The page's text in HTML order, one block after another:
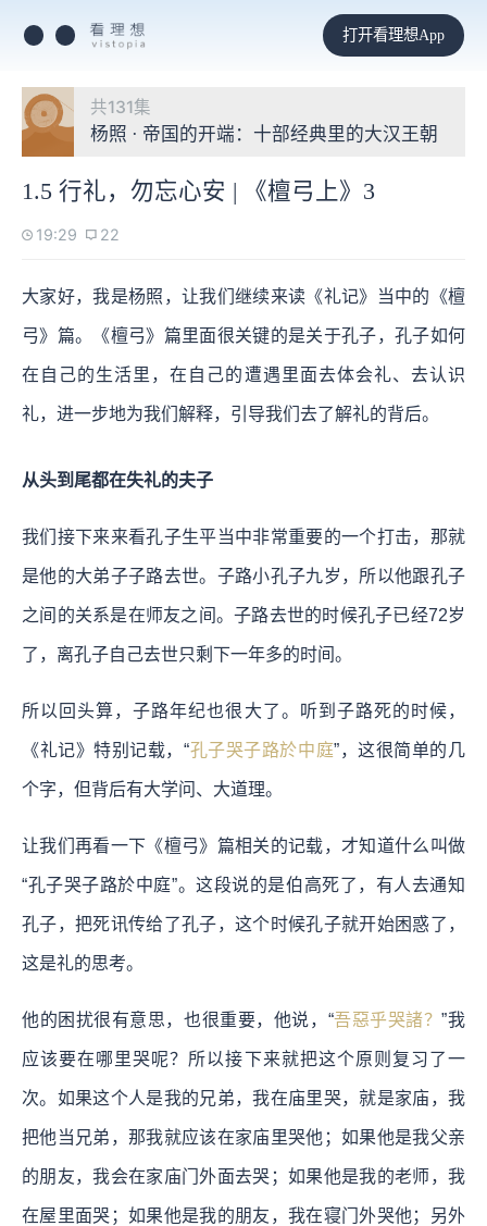
打开看理想App
共131集
杨照 · 帝国的开端：十部经典里的大汉王朝
1.5 行礼，勿忘心安 | 《檀弓上》3
19:29 22
大家好，我是杨照，让我们继续来读《礼记》当中的《檀
弓》篇。《檀弓》篇里面很关键的是关于孔子，孔子如何
在自己的生活里，在自己的遭遇里面去体会礼、去认识
礼，进一步地为我们解释，引导我们去了解礼的背后。
从头到尾都在失礼的夫子
我们接下来来看孔子生平当中非常重要的一个打击，那就
是他的大弟子子路去世。子路小孔子九岁，所以他跟孔子
之间的关系是在师友之间。子路去世的时候孔子已经72岁
了，离孔子自己去世只剩下一年多的时间。
所以回头算，子路年纪也很大了。听到子路死的时候，
《礼记》特别记载，“孔子哭子路於中庭”，这很简单的几
个字，但背后有大学问、大道理。
让我们再看一下《檀弓》篇相关的记载，才知道什么叫做
“孔子哭子路於中庭”。这段说的是伯高死了，有人去通知
孔子，把死讯传给了孔子，这个时候孔子就开始困惑了，
这是礼的思考。
他的困扰很有意思，也很重要，他说，“吾惡乎哭諸？”我
应该要在哪里哭呢？所以接下来就把这个原则复习了一
次。如果这个人是我的兄弟，我在庙里哭，就是家庙，我
把他当兄弟，那我就应该在家庙里哭他；如果他是我父亲
的朋友，我会在家庙门外面去哭；如果他是我的老师，我
在屋里面哭；如果他是我的朋友，我在寝门外哭他；另外